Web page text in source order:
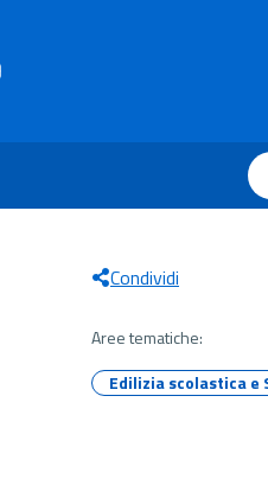
Condividi
Aree tematiche:
Edilizia scolastica e